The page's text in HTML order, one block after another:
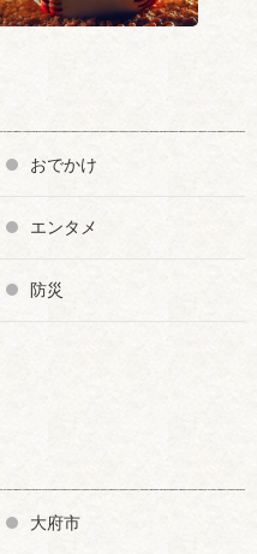
おでかけ
エンタメ
防災
大府市